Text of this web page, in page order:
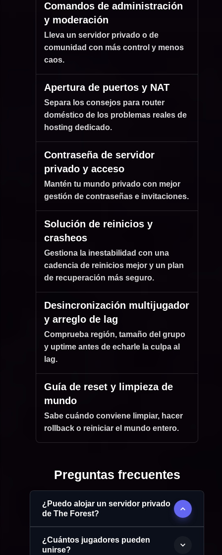
Comandos de administración
y moderación
Lleva un servidor privado o de
comunidad con más control y menos
caos.
Apertura de puertos y NAT
Separa los consejos para router
doméstico de los problemas reales de
hosting dedicado.
Contraseña de servidor
privado y acceso
Mantén tu mundo privado con mejor
gestión de contraseñas e invitaciones.
Solución de reinicios y
crasheos
Gestiona la inestabilidad con una
cadencia de reinicios mejor y un plan
de recuperación más seguro.
Desincronización multijugador
y arreglo de lag
Comprueba región, tamaño del grupo
y uptime antes de echarle la culpa al
lag.
Guía de reset y limpieza de
mundo
Sabe cuándo conviene limpiar, hacer
rollback o reiniciar el mundo entero.
Preguntas frecuentes
¿Puedo alojar un servidor privado
de The Forest?
¿Cuántos jugadores pueden
unirse?